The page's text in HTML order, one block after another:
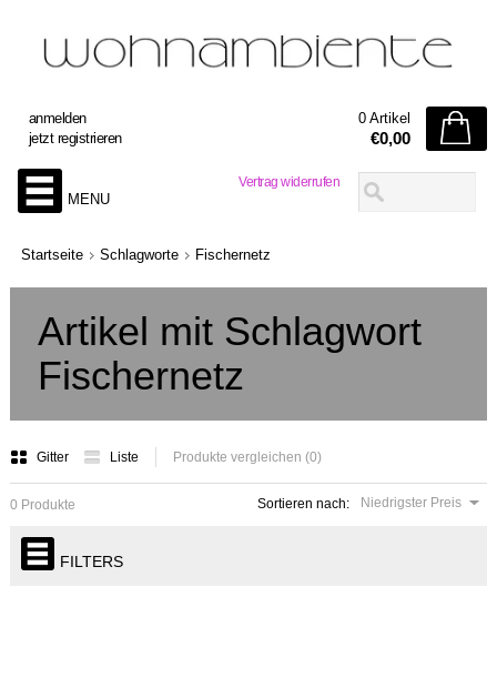
Vertrag widerrufen
anmelden
jetzt registrieren
0 Artikel
€0,00
MENU
Startseite Schlagworte Fischernetz
Artikel mit Schlagwort
Fischernetz
Gitter Liste Produkte vergleichen (0)
Sortieren nach: Niedrigster Preis
0 Produkte
FILTERS